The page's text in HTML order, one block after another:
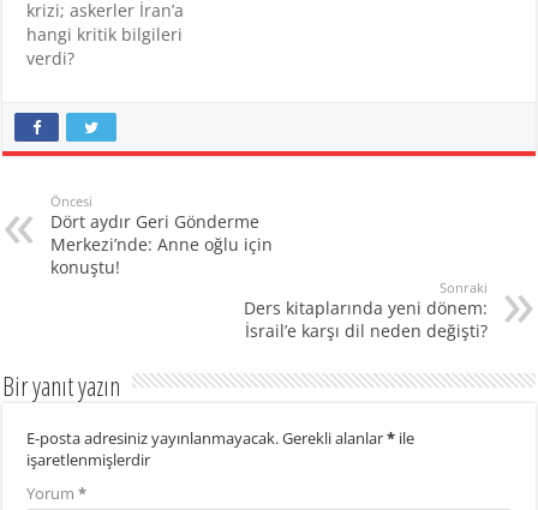
krizi; askerler İran’a
hangi kritik bilgileri
verdi?
Öncesi
Dört aydır Geri Gönderme
Merkezi’nde: Anne oğlu için
konuştu!
Sonraki
Ders kitaplarında yeni dönem:
İsrail’e karşı dil neden değişti?
Bir yanıt yazın
E-posta adresiniz yayınlanmayacak.Gerekli alanlar* ile
işaretlenmişlerdir
Yorum*